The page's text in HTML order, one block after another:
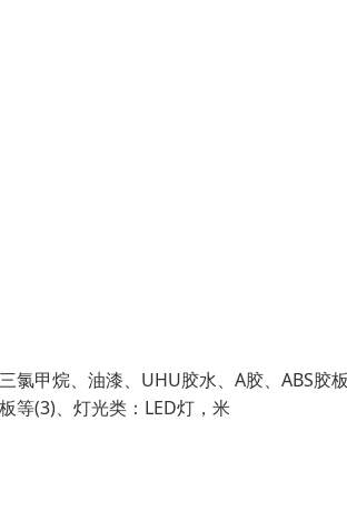
氯甲烷、油漆、UHU胶水、A胶、ABS胶
等(3)、灯光类：LED灯，米